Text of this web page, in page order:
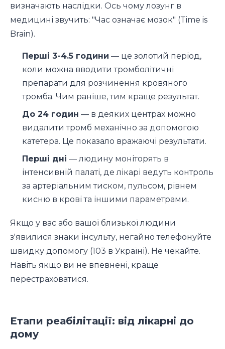
визначають наслідки. Ось чому лозунг в
медицині звучить: "Час означає мозок" (Time is
Brain).
Перші 3-4.5 години — це золотий період,
коли можна вводити тромболітичні
препарати для розчинення кровяного
тромба. Чим раніше, тим краще результат.
До 24 годин — в деяких центрах можно
видалити тромб механічно за допомогою
катетера. Це показало вражаючі результати.
Перші дні — людину моніторять в
інтенсивній палаті, де лікарі ведуть контроль
за артеріальним тиском, пульсом, рівнем
кисню в крові та іншими параметрами.
Якщо у вас або вашої близької людини
з'явилися знаки інсульту, негайно телефонуйте
швидку допомогу (103 в Україні). Не чекайте.
Навіть якщо ви не впевнені, краще
перестраховатися.
Етапи реабілітації: від лікарні до
дому